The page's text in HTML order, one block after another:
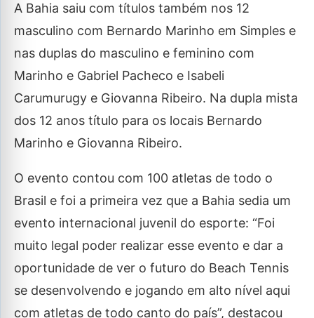
A Bahia saiu com títulos também nos 12
masculino com Bernardo Marinho em Simples e
nas duplas do masculino e feminino com
Marinho e Gabriel Pacheco e Isabeli
Carumurugy e Giovanna Ribeiro. Na dupla mista
dos 12 anos título para os locais Bernardo
Marinho e Giovanna Ribeiro.
O evento contou com 100 atletas de todo o
Brasil e foi a primeira vez que a Bahia sedia um
evento internacional juvenil do esporte: “Foi
muito legal poder realizar esse evento e dar a
oportunidade de ver o futuro do Beach Tennis
se desenvolvendo e jogando em alto nível aqui
com atletas de todo canto do país”, destacou